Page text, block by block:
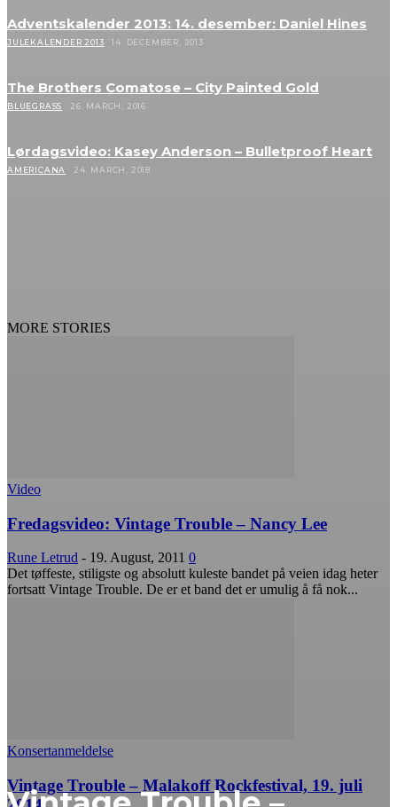
Adventskalender 2013: 14. desember: Daniel Hines
JULEKALENDER 2013 14. DECEMBER, 2013
The Brothers Comatose – City Painted Gold
BLUEGRASS 26. MARCH, 2016
Lørdagsvideo: Kasey Anderson – Bulletproof Heart
AMERICANA 24. MARCH, 2018
MORE STORIES
Video
Fredagsvideo: Vintage Trouble – Nancy Lee
Rune Letrud - 19. August, 2011 0
Det tøffeste, stiligste og absolutt kuleste bandet på veien idag heter
fortsatt Vintage Trouble. De er et band det er umulig å få nok...
Konsertanmeldelse
Vintage Trouble – Malakoff Rockfestival, 19. juli